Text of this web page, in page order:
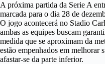
A próxima partida da Serie A
marcada para o dia 28 de
O jogo acontecerá no Stadio
ambas as equipes buscam
medida que se aproximam da
estão empenhados em melhorar
afastar-se da parte inferior.